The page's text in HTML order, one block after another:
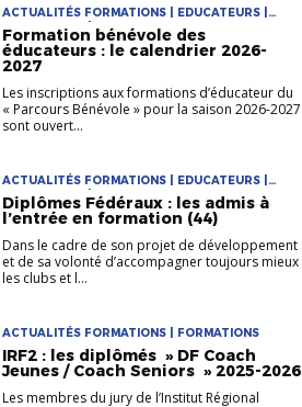
ACTUALITÉS FORMATIONS | EDUCATEURS |
FORMATIONS | PARCOURS DE FORMATION DES
ÉDUCATEURS
Formation bénévole des
éducateurs : le calendrier 2026-
2027
Les inscriptions aux formations d’éducateur du
« Parcours Bénévole » pour la saison 2026-2027
sont ouvert...
ACTUALITÉS FORMATIONS | EDUCATEURS |
FORMATIONS | PARCOURS DE FORMATION DES
ÉDUCATEURS
Diplômes Fédéraux : les admis à
l’entrée en formation (44)
Dans le cadre de son projet de développement
et de sa volonté d’accompagner toujours mieux
les clubs et l...
ACTUALITÉS FORMATIONS | FORMATIONS
IRF2 : les diplômés » DF Coach
Jeunes / Coach Seniors » 2025-2026
Les membres du jury de l’Institut Régional